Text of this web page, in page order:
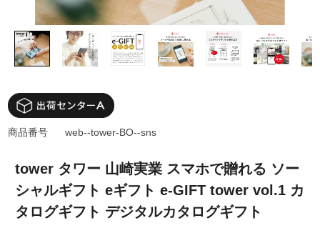
tower タワー 山崎実業 スマホで贈れる ソー
シャルギフト eギフト e-GIFT tower vol.1 カ
タログギフト デジタルカタログギフト
商品番号 web--tower-BO--sns